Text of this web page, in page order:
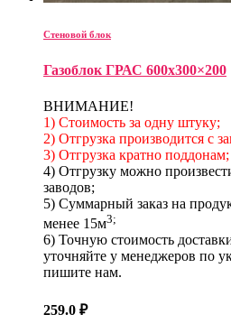
Стеновой блок
Газоблок ГРАС 600х300×200
ВНИМАНИЕ!
1) Стоимость за одну штуку;
2) Отгрузка производится с
3) Отгрузка кратно поддонам;
4) Отгрузку можно
заводов;
5) Суммарный заказ на
менее 15м3;
6) Точную стоимость
уточняйте у менеджеров по
пишите нам.
259.0 ₽